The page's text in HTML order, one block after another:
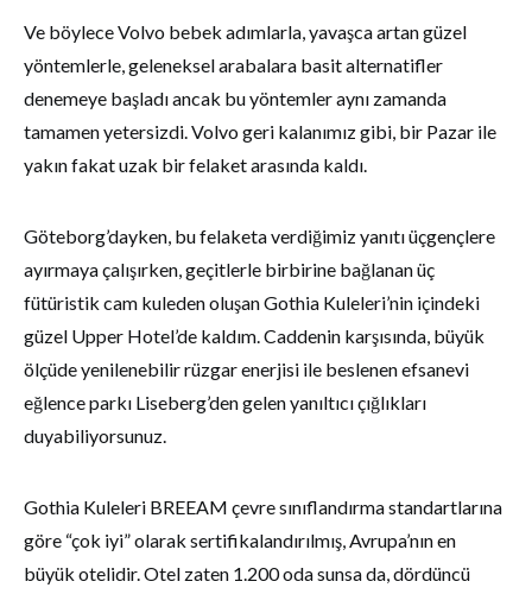
Ve böylece Volvo bebek adımlarla, yavaşca artan güzel
yöntemlerle, geleneksel arabalara basit alternatifler
denemeye başladı ancak bu yöntemler aynı zamanda
tamamen yetersizdi. Volvo geri kalanımız gibi, bir Pazar ile
yakın fakat uzak bir felaket arasında kaldı.
Göteborg’dayken, bu felaketa verdiğimiz yanıtı üçgençlere
ayırmaya çalışırken, geçitlerle birbirine bağlanan üç
fütüristik cam kuleden oluşan Gothia Kuleleri’nin içindeki
güzel Upper Hotel’de kaldım. Caddenin karşısında, büyük
ölçüde yenilenebilir rüzgar enerjisi ile beslenen efsanevi
eğlence parkı Liseberg’den gelen yanıltıcı çığlıkları
duyabiliyorsunuz.
Gothia Kuleleri BREEAM çevre sınıflandırma standartlarına
göre “çok iyi” olarak sertifikalandırılmış, Avrupa’nın en
büyük otelidir. Otel zaten 1.200 oda sunsa da, dördüncü